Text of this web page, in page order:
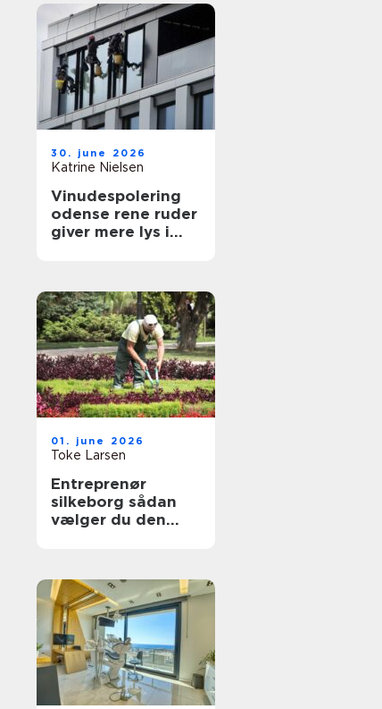
30. june 2026
Katrine Nielsen
Vinudespolering
odense rene ruder
giver mere lys i
01. june 2026
Toke Larsen
Entreprenør
silkeborg sådan
vælger du den